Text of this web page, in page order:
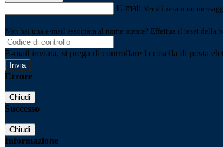
E-mail Verrà inviato un
Non hai una e-mail associata al nome utente? Effettua il reset della
E-mail inviata, si prega di controllare la casella di posta
Errore
Chiudi
Successo
Chiudi
Informazione